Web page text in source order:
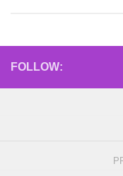
FOLLOW: